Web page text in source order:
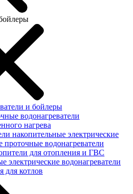
и бойлеры
водонагреватели
нагрева
накопительные электрические
проточные водонагреватели
для отопления и ГВС
водонагреватели
для котлов